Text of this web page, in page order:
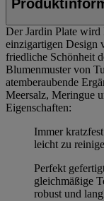
Der Jardin Plate wird
einzigartigen Design
friedliche Schönheit
Blumenmuster von
atemberaubende
Meersalz, Meringue
Eigenschaften:
Immer
leicht zu
Perfekt
gleichmäßige
robust und